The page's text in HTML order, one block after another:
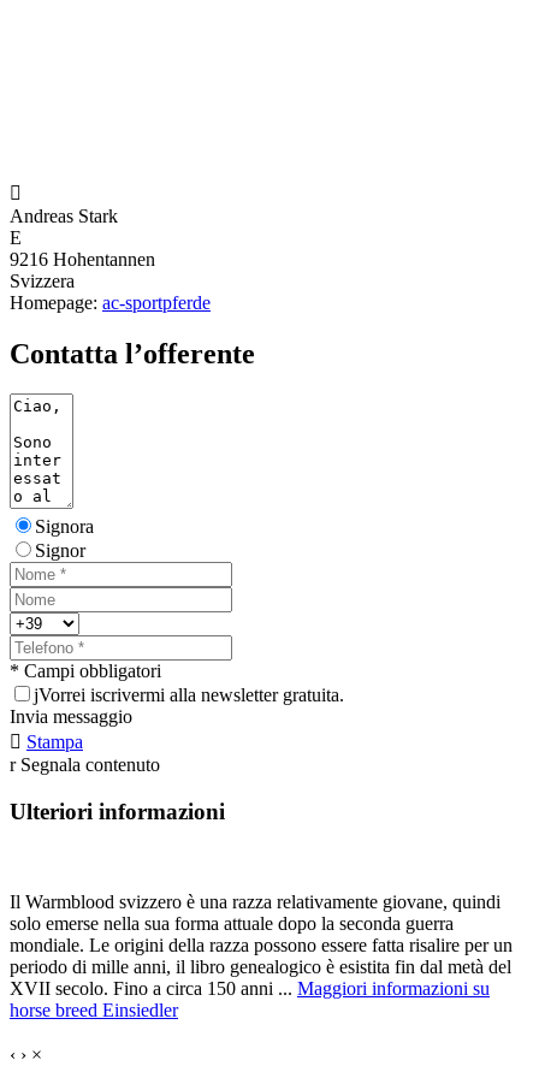

Andreas Stark
E
9216 Hohentannen
Svizzera
Homepage: ac-sportpferde
Contatta l’offerente
Signora
Signor
* Campi obbligatori
jVorrei iscrivermi alla newsletter gratuita.
Invia messaggio
 Stampa
r Segnala contenuto
Ulteriori informazioni
Il Warmblood svizzero è una razza relativamente giovane, quindi
solo emerse nella sua forma attuale dopo la seconda guerra
mondiale. Le origini della razza possono essere fatta risalire per un
periodo di mille anni, il libro genealogico è esistita fin dal metà del
XVII secolo. Fino a circa 150 anni ... Maggiori informazioni su
horse breed Einsiedler
‹ › ×